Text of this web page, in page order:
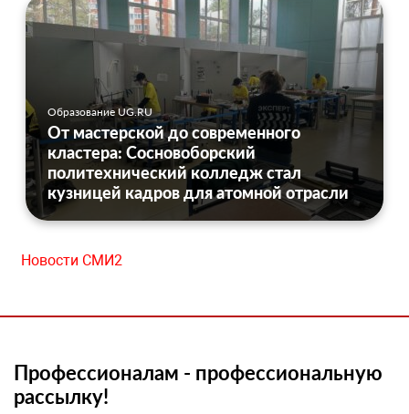
Образование UG.RU
От мастерской до современного
кластера: Сосновоборский
политехнический колледж стал
кузницей кадров для атомной отрасли
Новости СМИ2
Профессионалам - профессиональную
рассылку!